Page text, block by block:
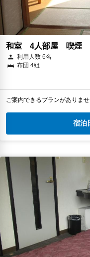
和室 4人部屋 喫煙
利用人数 6名
布団 4組
ご案内できるプランがありま
宿泊